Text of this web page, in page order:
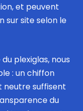
et peuvent
sur site selon le
plexiglas, nous
: un chiffon
neutre suffisent
du